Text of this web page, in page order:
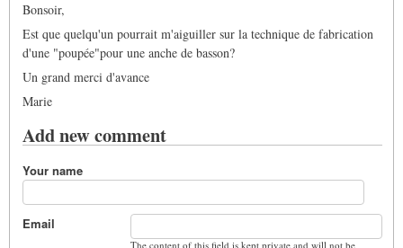
Bonsoir,
Est que quelqu'un pourrait m'aiguiller sur la technique de fabrication
d'une "poupée"pour une anche de basson?
Un grand merci d'avance
Marie
Add new comment
Your name
Email
The content of this field is kept private and will not be